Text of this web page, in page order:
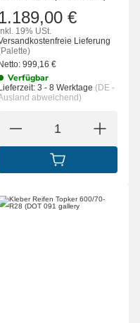
€
19% USt.
Lieferung
Netto: 999,16 €
Verfügbar
Lieferzeit: 3 - 8 Werktage (DE -
abweichend)
IN DEN